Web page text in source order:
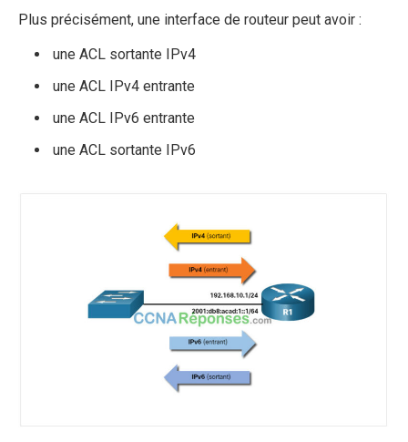
Plus précisément, une interface de routeur peut avoir :
une ACL sortante IPv4
une ACL IPv4 entrante
une ACL IPv6 entrante
une ACL sortante IPv6